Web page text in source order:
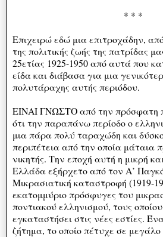
* * *
Επιχειρώ εδώ μια επιτροχάδην,
της πολιτικής ζωής της πατρίδας
25ετίας 1925-1950 από αυτά που
είδα και διάβασα για μια
πολυτάραχης αυτής περιόδου.
ΕΙΝΑΙ ΓΝΩΣΤΟ από την πρόσφατη
ότι την παραπάνω περίοδο ο
μια πάρα πολύ ταραχώδη και
περιπέτεια από την οποία μάταια
νικητής. Την εποχή αυτή η μικρή
Ελλάδα εξήρχετο από τον Α’
Μικρασιατική καταστροφή (1919-
εκατομμύριο πρόσφυγες του
ποντιακού ελληνισμού, τους
εγκαταστήσει στις νέες εστίες.
ζήτημα, το οποίο πέτυχε σε